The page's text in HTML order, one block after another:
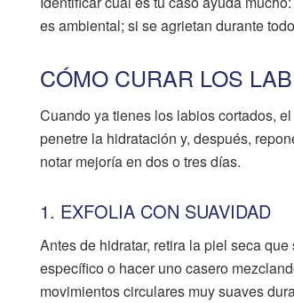
es ambiental; si se agrietan durante
CÓMO CURAR LOS
Cuando ya tienes los labios cortados,
penetre la hidratación y, después,
notar mejoría en dos o tres días.
1. EXFOLIA CON SUAVIDAD
Antes de hidratar, retira la piel seca
específico o hacer uno casero
movimientos circulares muy suaves